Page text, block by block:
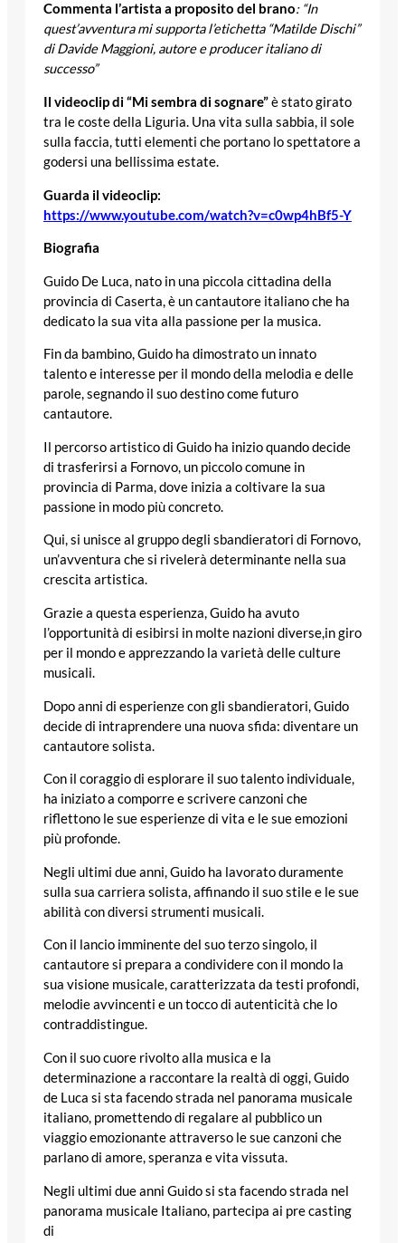
Commenta l’artista a proposito del brano: “In
quest’avventura mi supportal’etichetta “Matilde Dischi”
di Davide Maggioni, autore e producer italiano di
successo”
Il videoclip di “Mi sembra di sognare”è stato girato
tra le coste della Liguria. Una vita sulla sabbia, il sole
sulla faccia, tutti elementi che portano lo spettatore a
godersi una bellissima estate.
Guarda il videoclip:
https://www.youtube.com/watch?v=c0wp4hBf5-Y
Biografia
Guido De Luca, nato in una piccola cittadina della
provincia di Caserta, è un cantautore italiano che ha
dedicato la sua vita alla passione per la musica.
Fin da bambino, Guido ha dimostrato un innato
talento e interesse per il mondo della melodia e delle
parole, segnando il suo destino come futuro
cantautore.
Il percorso artistico di Guido ha inizio quando decide
di trasferirsi a Fornovo, un piccolo comune in
provincia di Parma, dove inizia a coltivare la sua
passione in modo più concreto.
Qui, si unisce al gruppo degli sbandieratori di Fornovo,
un’avventura che si rivelerà determinante nella sua
crescita artistica.
Grazie a questa esperienza, Guido ha avuto
l’opportunità di esibirsi in molte nazioni diverse,in giro
per il mondo e apprezzando la varietà delle culture
musicali.
Dopo anni di esperienze con gli sbandieratori, Guido
decide di intraprendere una nuova sfida: diventare un
cantautore solista.
Con il coraggio di esplorare il suo talento individuale,
ha iniziato a comporre e scrivere canzoni che
riflettono le sue esperienze di vita e le sue emozioni
più profonde.
Negli ultimi due anni, Guido ha lavorato duramente
sulla sua carriera solista, affinando il suo stile e le sue
abilità con diversi strumenti musicali.
Con il lancio imminente del suo terzo singolo, il
cantautore si prepara a condividere con il mondo la
sua visione musicale, caratterizzata da testi profondi,
melodie avvincenti e un tocco di autenticità che lo
contraddistingue.
Con il suo cuore rivolto alla musica e la
determinazione a raccontare la realtà di oggi, Guido
de Luca si sta facendo strada nel panorama musicale
italiano, promettendo di regalare al pubblico un
viaggio emozionante attraverso le sue canzoni che
parlano di amore, speranza e vita vissuta.
Negli ultimi due anni Guido si sta facendo strada nel
panorama musicale Italiano, partecipa ai pre casting
di